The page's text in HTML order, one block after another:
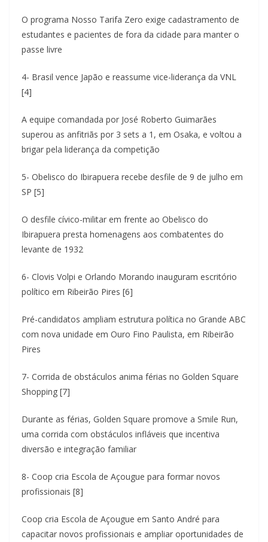
O programa Nosso Tarifa Zero exige cadastramento de
estudantes e pacientes de fora da cidade para manter o
passe livre
4- Brasil vence Japão e reassume vice-liderança da VNL
[4]
A equipe comandada por José Roberto Guimarães
superou as anfitriãs por 3 sets a 1, em Osaka, e voltou a
brigar pela liderança da competição
5- Obelisco do Ibirapuera recebe desfile de 9 de julho em
SP [5]
O desfile cívico-militar em frente ao Obelisco do
Ibirapuera presta homenagens aos combatentes do
levante de 1932
6- Clovis Volpi e Orlando Morando inauguram escritório
político em Ribeirão Pires [6]
Pré-candidatos ampliam estrutura política no Grande ABC
com nova unidade em Ouro Fino Paulista, em Ribeirão
Pires
7- Corrida de obstáculos anima férias no Golden Square
Shopping [7]
Durante as férias, Golden Square promove a Smile Run,
uma corrida com obstáculos infláveis que incentiva
diversão e integração familiar
8- Coop cria Escola de Açougue para formar novos
profissionais [8]
Coop cria Escola de Açougue em Santo André para
capacitar novos profissionais e ampliar oportunidades de